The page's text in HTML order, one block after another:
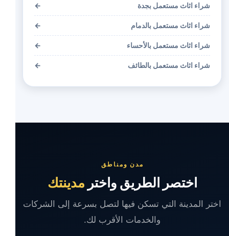
شراء اثاث مستعمل بجدة ←
شراء اثاث مستعمل بالدمام ←
شراء اثاث مستعمل بالأحساء ←
شراء اثاث مستعمل بالطائف ←
مدن ومناطق
اختصر الطريق واختر مدينتك
اختر المدينة التي تسكن فيها لتصل بسرعة إلى الشركات
والخدمات الأقرب لك.